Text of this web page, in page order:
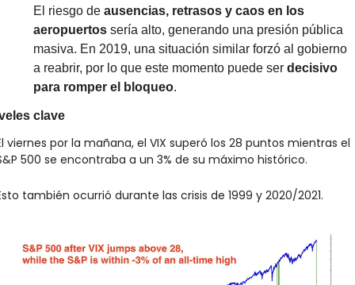
El riesgo de ausencias, retrasos y caos en los
aeropuertos sería alto, generando una presión pública
masiva. En 2019, una situación similar forzó al gobierno
a reabrir, por lo que este momento puede ser decisivo
para romper el bloqueo.
clave
viernes por la mañana, el VIX superó los 28 puntos mientras el
500 se encontraba a un 3% de su máximo histórico.
también ocurrió durante las crisis de 1999 y 2020/2021.